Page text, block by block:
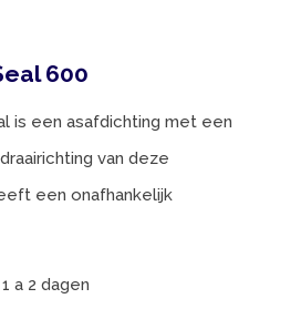
600
is een asafdichting met een
van deze
een onafhankelijk
a 2 dagen